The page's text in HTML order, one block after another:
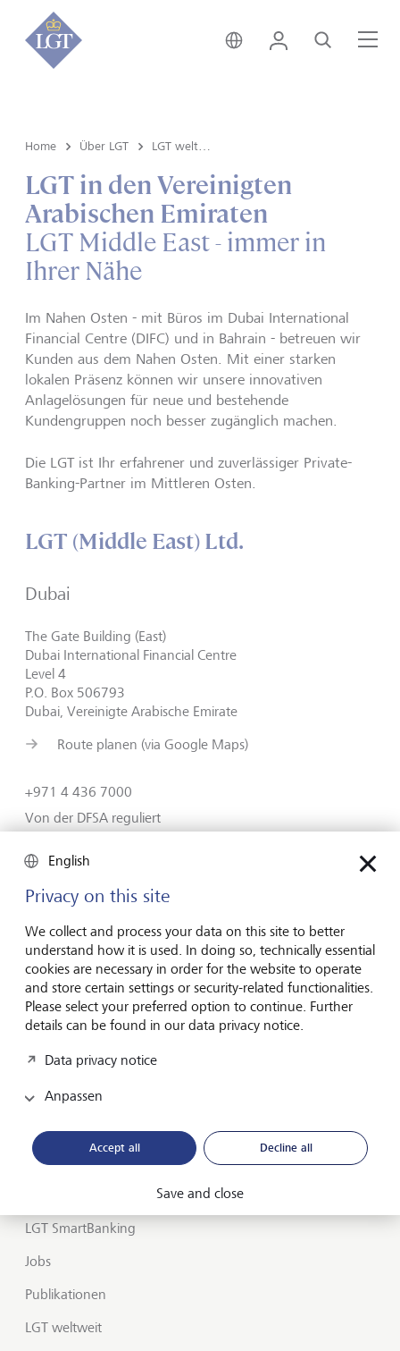
Liechtenstein • Deutsch
Login Suche
Home Über LGT
LGT in den Vereinigten
Arabischen Emiraten
LGT Middle East - immer in
Ihrer Nähe
Im Nahen Osten - mit Büros im Dubai International
Financial Centre (DIFC) und in Bahrain - betreuen wir
Kunden aus dem Nahen Osten. Mit einer starken
lokalen Präsenz können wir unsere innovativen
Anlagelösungen für neue und bestehende
Kundengruppen noch besser zugänglich machen.
Die LGT ist Ihr erfahrener und zuverlässiger Private-
Banking-Partner im Mittleren Osten.
LGT (Middle East) Ltd.
Dubai
The Gate Building (East)
Dubai International Financial Centre
Level 4
P.O. Box 506793
Dubai, Vereinigte Arabische Emirate
Route planen (via Google Maps)
+971 4 436 7000
Von der DFSA reguliert
www.lgt.com
Vorausschauend
seit Generationen
Private Banking
Karriere
LGT SmartBanking
Jobs
Publikationen
LGT weltweit
English
Privacy on this site
We collect and process your data on this site to better
understand how it is used. In doing so, technically essential
cookies are necessary in order for the website to operate
and store certain settings or security-related functionalities.
Please select your preferred option to continue. Further
details can be found in our data privacy notice.
Data privacy notice
Anpassen
Accept all Decline all
Save and close